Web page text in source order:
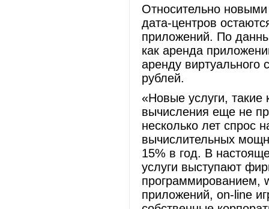
Относительно
дата-центров
приложений. По
как аренда
аренду виртуального
рублей.
«Новые услуги,
вычисления еще не
несколько лет спрос
вычислительных
15% в год. В
услуги выступают
программированием,
приложений, on-line